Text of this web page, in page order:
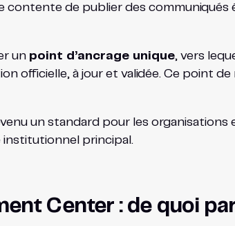
de publier des communiqués
un point d’ancrage unique, vers
officielle, à jour et validée. Ce point
un standard pour les organisations
institutionnel principal.
Center : de quoi